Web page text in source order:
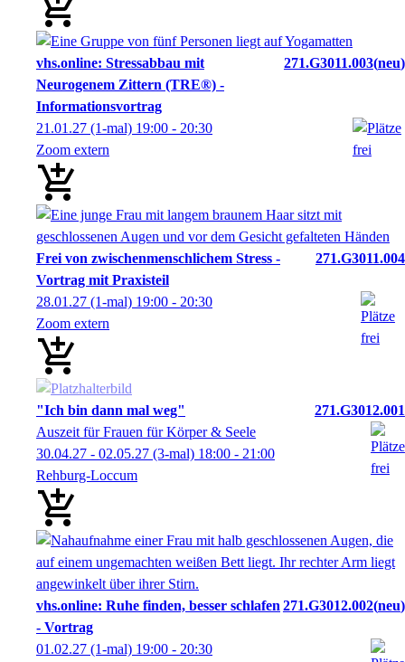
vhs.online: Stressabbau mit
Neurogenem Zittern (TRE®) -
Informationsvortrag
271.G3011.003 neu
21.01.27 (1-mal) 19:00 - 20:30
Zoom extern
Frei von zwischenmenschlichem Stress -
Vortrag mit Praxisteil
271.G3011.004
28.01.27 (1-mal) 19:00 - 20:30
Zoom extern
"Ich bin dann mal weg"
271.G3012.001
Auszeit für Frauen für Körper & Seele
30.04.27 - 02.05.27 (3-mal) 18:00 - 21:00
Rehburg-Loccum
vhs.online: Ruhe finden, besser schlafen
- Vortrag
271.G3012.002 neu
01.02.27 (1-mal) 19:00 - 20:30